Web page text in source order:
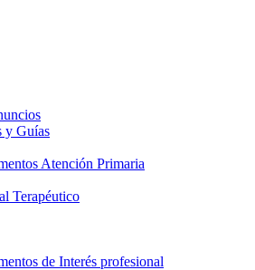
y Guías
Atención Primaria
Terapéutico
de Interés profesional